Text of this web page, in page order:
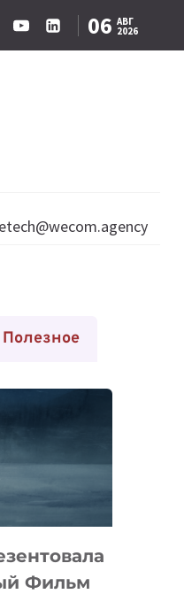
06 АВГ
2026
Полезное
Фильм